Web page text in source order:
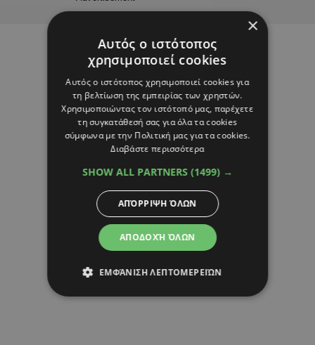
×
Αυτός ο ιστότοπος
χρησιμοποιεί cookies
Αυτός ο ιστότοπος χρησιμοποιεί cookies για
τη βελτίωση της εμπειρίας των χρηστών.
Χρησιμοποιώντας τον ιστότοπό μας, παρέχετε
τη συγκατάθεσή σας για όλα τα cookies
σύμφωνα με την Πολιτική μας για τα cookies.
Διαβάστε περισσότερα
SHOW ALL PARTNERS (1499) →
ΑΠΟΔΟΧΉ ΌΛΩΝ
ΑΠΌΡΡΙΨΗ ΌΛΩΝ
ΕΜΦΆΝΙΣΗ ΛΕΠΤΟΜΕΡΕΙΏΝ